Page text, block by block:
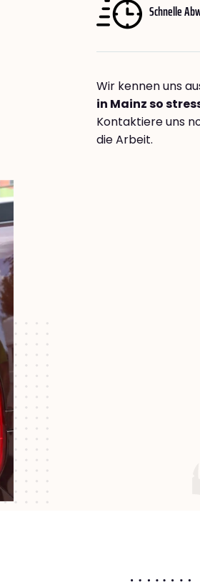
Schnelle
Wir kennen uns
in Mainz so
Kontaktiere uns
die Arbeit.